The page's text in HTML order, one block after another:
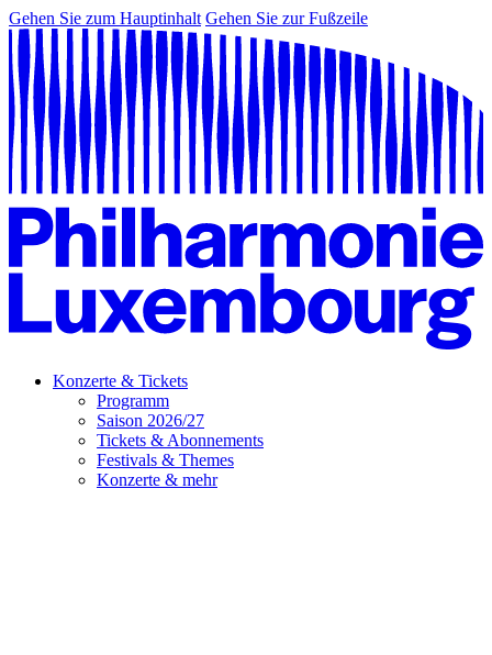
Gehen Sie zum Hauptinhalt Gehen Sie zur Fußzeile
Konzerte & Tickets
Programm
Saison 2026/27
Tickets & Abonnements
Festivals & Themes
Konzerte & mehr